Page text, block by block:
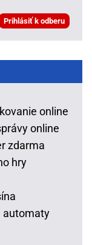
online
online
zdarma
hry
automaty